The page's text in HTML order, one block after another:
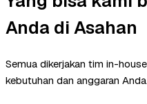
Anda di Asahan
Semua dikerjakan tim in-
kebutuhan dan anggaran Anda.